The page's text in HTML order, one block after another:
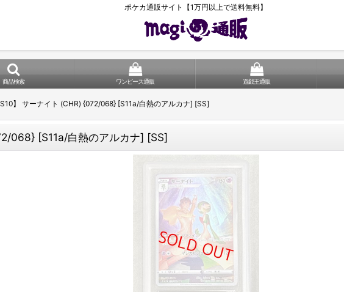
ポケカ通販サイト【1万円以上で送料無料】
商品検索 ワンピース通販 遊戯王通販
】 サーナイト (CHR) {072/068} [S11a/白熱のアルカナ] [SS]
068} [S11a/白熱のアルカナ] [SS]